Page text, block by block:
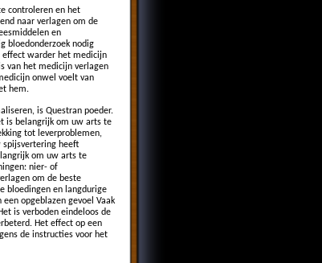
controleren en het
naar verlagen om de
en
bloedonderzoek nodig
effect warder het medicijn
van het medicijn verlagen
onwel voelt van
hem.
is Questran poeder.
is belangrijk om uw arts te
tot leverproblemen,
spijsvertering heeft
om uw arts te
nier- of
om de beste
bloedingen en langdurige
opgeblazen gevoel Vaak
is verboden eindeloos de
Het effect op een
de instructies voor het